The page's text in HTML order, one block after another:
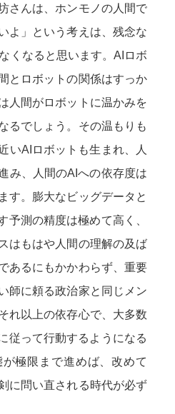
さんは、ホンモノの人間で
よ」という考えは、残念な
くなると思います。AIロボ
とロボットの関係はすっか
人間がロボットに温かみを
るでしょう。その温もりも
いAIロボットも生まれ、人
み、人間のAIへの依存度は
す。膨大なビッグデータと
予測の精度は極めて高く、
はもはや人間の理解の及ば
あるにもかかわらず、重要
師に頼る政治家と同じメン
れ以上の依存心で、大多数
従って行動するようになる
極限まで進めば、改めて
に問い直される時代が必ず